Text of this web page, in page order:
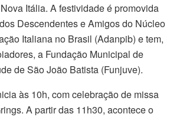
Itália. A festividade é promovida
Descendentes e Amigos do Núcleo
Italiana no Brasil (Adanpib) e tem,
a Fundação Municipal de
de São João Batista (Funjuve).
às 10h, com celebração de missa
A partir das 11h30, acontece o